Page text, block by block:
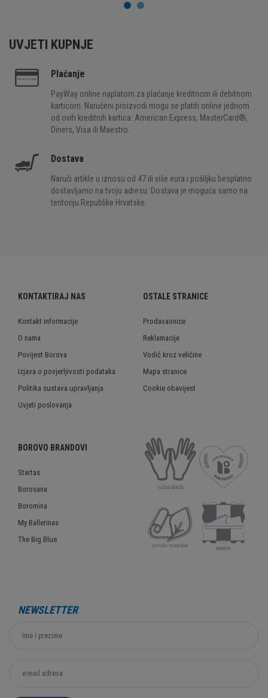
UVJETI KUPNJE
Plaćanje
PayWay online naplatom za plaćanje kreditnom ili debitnom
karticom. Naručeni proizvodi mogu se platiti online jednom
od ovih kreditnih kartica: American Express, MasterCard®,
Diners, Visa ili Maestro.
Dostava
Naruči artikle u iznosu od 47 ili više eura i pošiljku besplatno
dostavljamo na tvoju adresu. Dostava je moguća samo na
teritoriju Republike Hrvatske.
KONTAKTIRAJ NAS
Kontakt informacije
O nama
Povijest Borova
Izjava o povjerljivosti podataka
Politika sustava upravljanja
Uvjeti poslovanja
OSTALE STRANICE
Prodavaonice
Reklamacije
Vodič kroz veličine
Mapa stranice
Cookie obavijest
BOROVO BRANDOVI
Startas
Borosana
Boromina
My Ballerinas
The Big Blue
NEWSLETTER